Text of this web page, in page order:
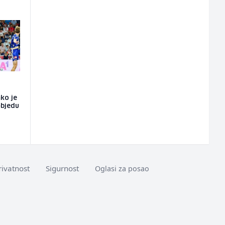
je
Sigurnost Oglasi za posao